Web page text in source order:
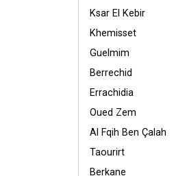
Ksar El Kebir
Khemisset
Guelmim
Berrechid
Errachidia
Oued Zem
Al Fqih Ben Çalah
Taourirt
Berkane